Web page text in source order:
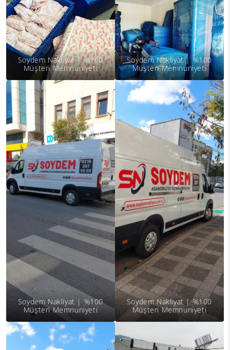
Soydem Nakliyat | %100
Müşteri Memnuniyeti
Soydem Nakliyat | %100
Müşteri Memnuniyeti
Soydem Nakliyat | %100
Müşteri Memnuniyeti
Soydem Nakliyat | %100
Müşteri Memnuniyeti